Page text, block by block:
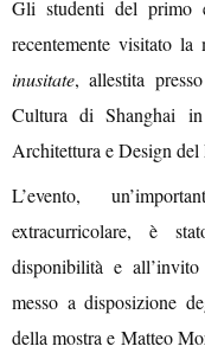
Gli studenti del primo
recentemente visitato la
inusitate, allestita presso
Cultura di Shanghai
Architettura e Design
L’evento,
extracurricolare, è
disponibilità e
messo a disposizione
della mostra e Matteo